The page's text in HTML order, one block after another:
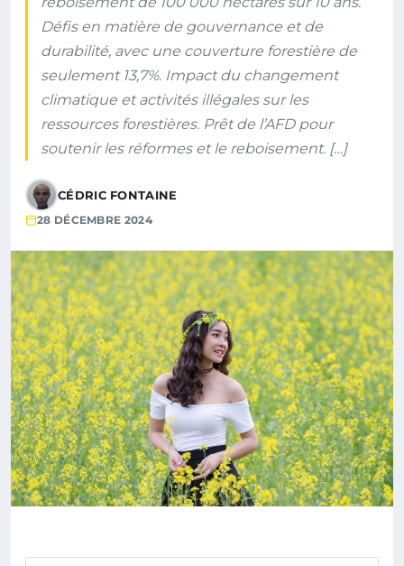
Défis en matière de gouvernance et de
durabilité, avec une couverture forestière de
seulement 13,7%. Impact du changement
climatique et activités illégales sur les
ressources forestières. Prêt de l’AFD pour
soutenir les réformes et le reboisement. […]
CÉDRIC FONTAINE
28 DÉCEMBRE 2024